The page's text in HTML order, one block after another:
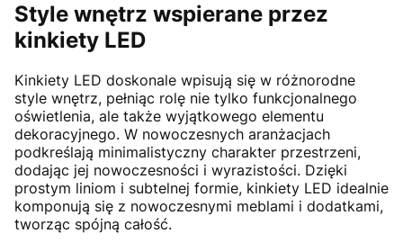
Style wnętrz wspierane przez
kinkiety LED
Kinkiety LED doskonale wpisują się w różnorodne
style wnętrz, pełniąc rolę nie tylko funkcjonalnego
oświetlenia, ale także wyjątkowego elementu
dekoracyjnego. W nowoczesnych aranżacjach
podkreślają minimalistyczny charakter przestrzeni,
dodając jej nowoczesności i wyrazistości. Dzięki
prostym liniom i subtelnej formie, kinkiety LED idealnie
komponują się z nowoczesnymi meblami i dodatkami,
tworząc spójną całość.